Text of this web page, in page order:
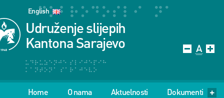
English
Udruženje slijepih
Kantona Sarajevo
Home O nama Aktuelnosti Dokumenti